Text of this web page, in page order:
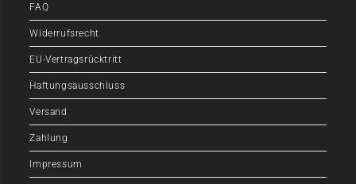
FAQ
Widerrufsrecht
EU-Vertragsrücktritt
Haftungsausschluss
Versand
Zahlung
Impressum